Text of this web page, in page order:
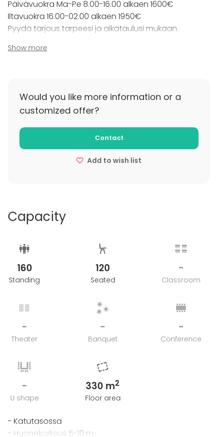
Yhteistyökumppanien kautta halutessanne mm.
catering, somisteet, valo- ja äänikalusto,
esiintymislavat ja -tekniikka, lisäkalusteet sekä
Päivävuokra Ma-Pe 8.00-16.00 alkaen 1600€
Iltavuokra 16.00-02.00 alkaen 1950€
Pyydä tarjous tarpeesi ja aikataulusi mukaan.
Additional information about cancellation
Varausmaksu 30% vuokrasta
Show more
Would you like more information or a
customized offer?
Contact
Add to wish list
Capacity
160
Standing
120
Seated
-
Classroom
-
Theater
-
Banquet
-
Conference
-
U shape
330 m2
Floor area
- Katutasossa
- Huonekorkeus 5-10 m